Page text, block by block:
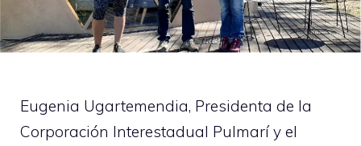
Eugenia Ugartemendia, Presidenta de la
Corporación Interestadual Pulmarí y el